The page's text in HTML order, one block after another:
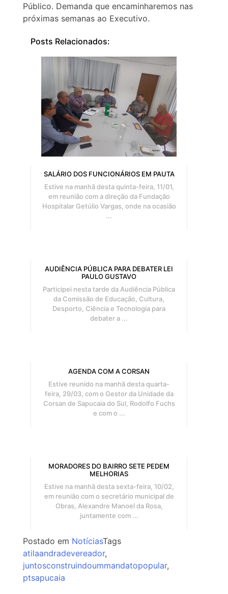
Público. Demanda que encaminharemos nas
próximas semanas ao Executivo.
Posts Relacionados:
SALÁRIO DOS FUNCIONÁRIOS EM PAUTA
Estive na manhã desta quinta-feira, 11/01,
em reunião com a direção da Fundação
Hospitalar Getúlio Vargas, onde na ocasião
...
AUDIÊNCIA PÚBLICA PARA DEBATER LEI
PAULO GUSTAVO
Participei nesta tarde da Audiência Pública
da Comissão de Educação, Cultura,
Desporto, Ciência e Tecnologia para
debater a ...
AGENDA COM A CORSAN
Estive reunido na manhã desta quarta-
feira, 29/03, com o Gestor da Unidade da
Corsan de Sapucaia do Sul, Rodolfo Fuchs
e com o ...
MORADORES DO BAIRRO SETE PEDEM
MELHORIAS
Estive na manhã desta sexta-feira, 10/02,
em reunião com o secretário municipal de
Obras, Alexandre Manoel da Rosa,
juntamente com ...
Postado em NotíciasTags
atilaandradevereador,
juntosconstruindoummandatopopular,
ptsapucaia